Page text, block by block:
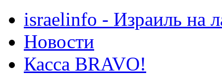
israelinfo - Израиль на
Новости
Касса BRAVO!